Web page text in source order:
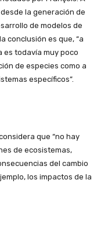
la generación de
de modelos de
conclusión es que, “a
es todavía muy poco
de especies como a
específicos”.
que “no hay
de ecosistemas,
del cambio
los impactos de la